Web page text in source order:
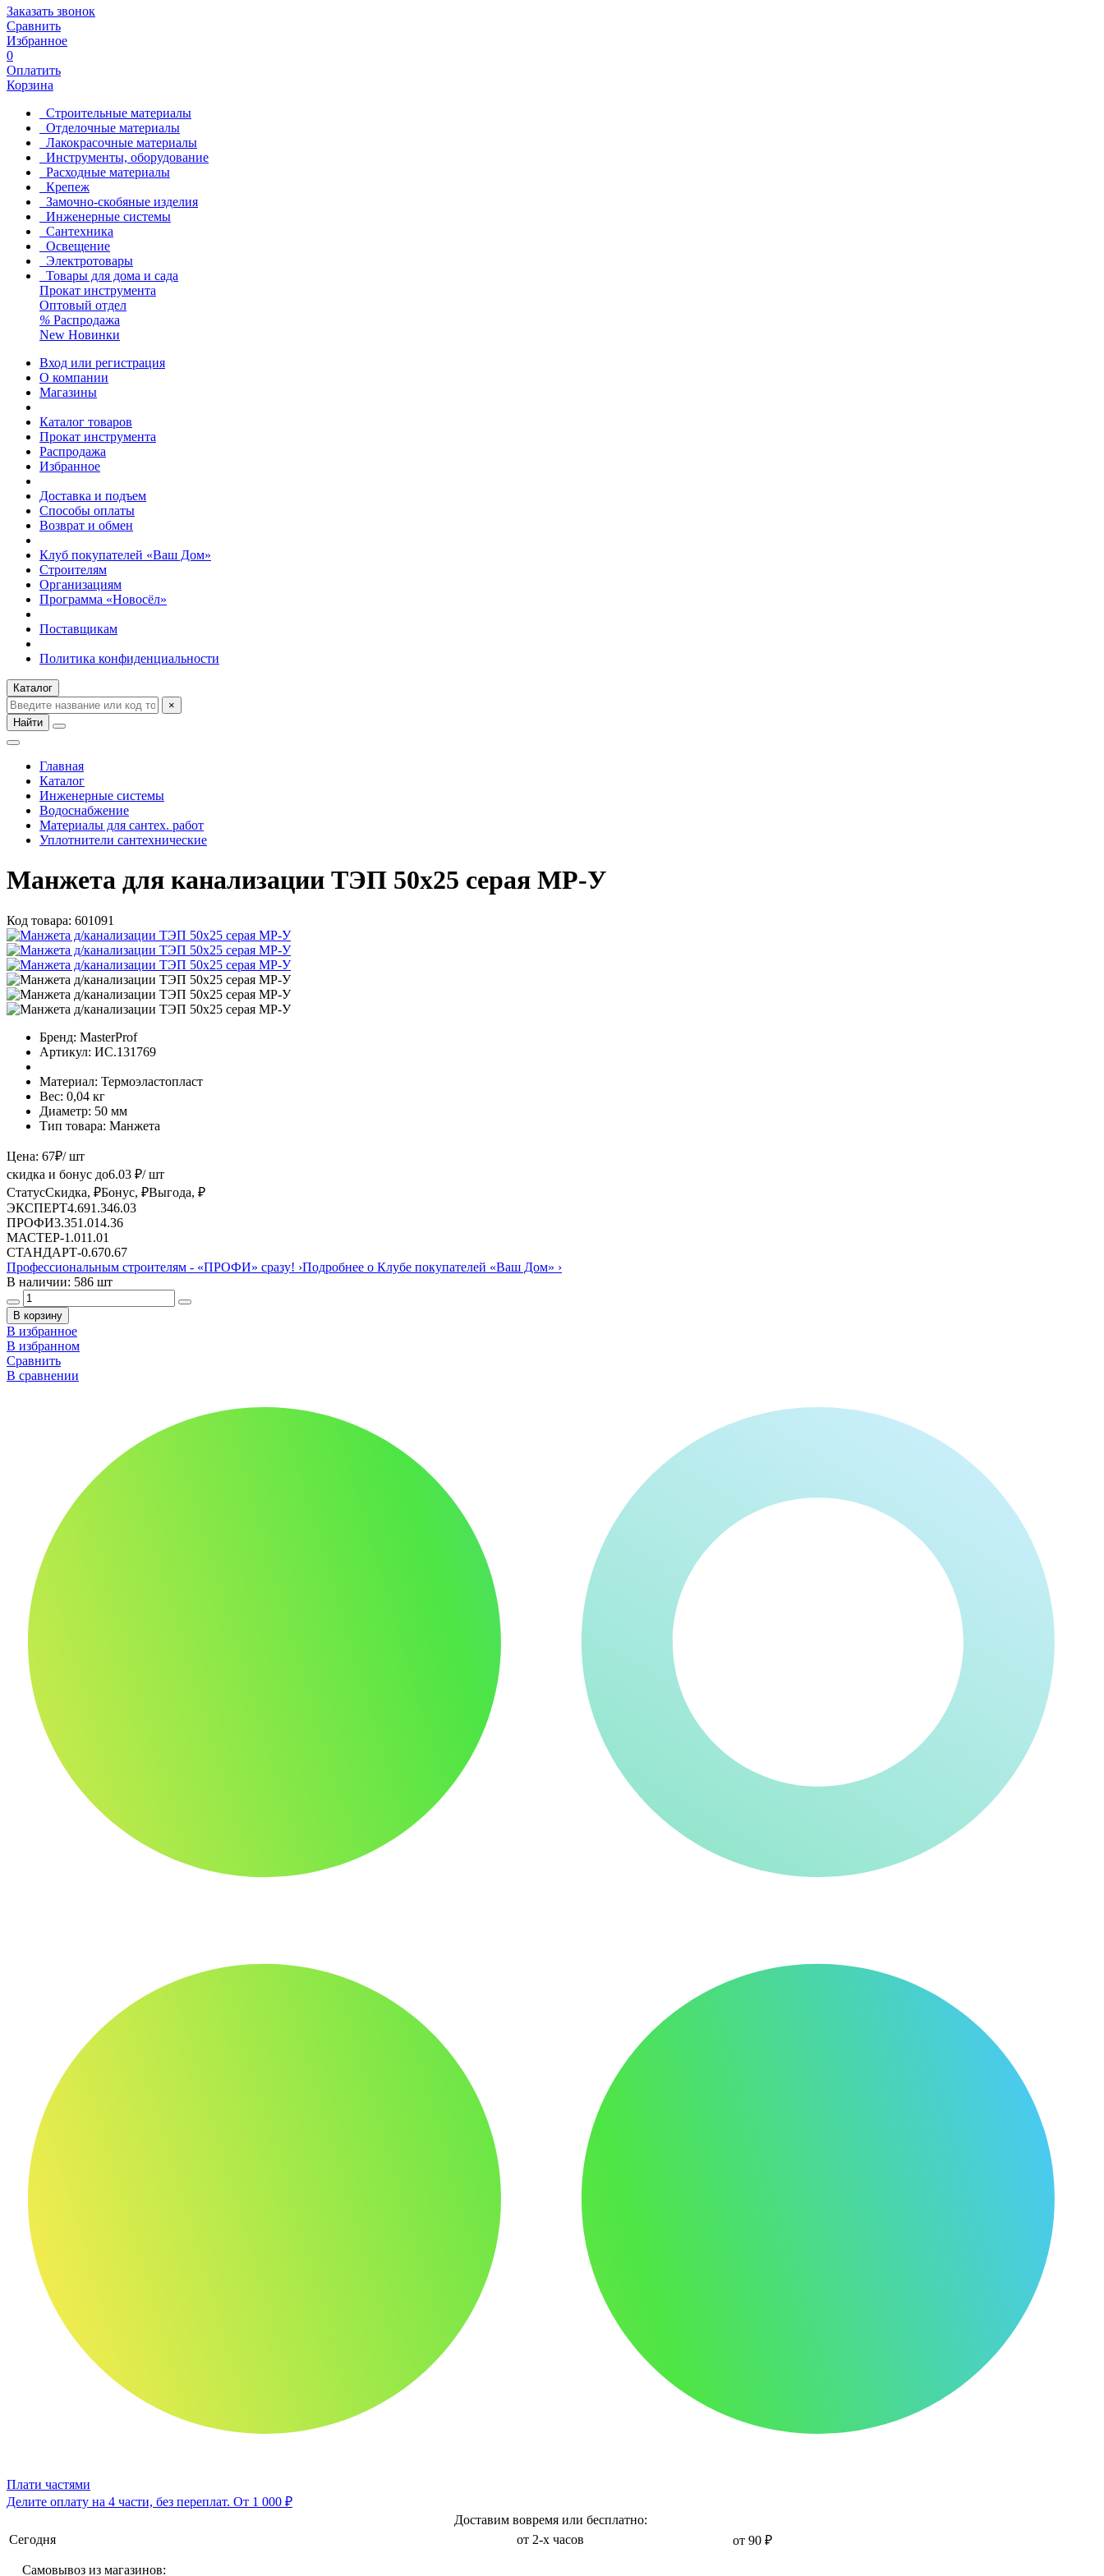
Заказать звонок
Сравнить
Избранное
0
Оплатить
Корзина
Строительные материалы
Отделочные материалы
Лакокрасочные материалы
Инструменты, оборудование
Расходные материалы
Крепеж
Замочно-скобяные изделия
Инженерные системы
Сантехника
Освещение
Электротовары
Товары для дома и сада
Прокат инструмента
Оптовый отдел
% Распродажа
New Новинки
Вход или регистрация
О компании
Магазины
Каталог товаров
Прокат инструмента
Распродажа
Избранное
Доставка и подъем
Способы оплаты
Возврат и обмен
Клуб покупателей «Ваш Дом»
Строителям
Организациям
Программа «Новосёл»
Поставщикам
Политика конфиденциальности
Каталог
×
Найти
Главная
Каталог
Инженерные системы
Водоснабжение
Материалы для сантех. работ
Уплотнители сантехнические
Манжета для канализации ТЭП 50х25 серая MP-У
Код товара: 601091
Бренд: MasterProf
Артикул: ИС.131769
Материал: Термоэластопласт
Вес: 0,04 кг
Диаметр: 50 мм
Тип товара: Манжета
Цена: 67₽/ шт
скидка и бонус до6.03 ₽/ шт
СтатусСкидка, ₽Бонус, ₽Выгода, ₽
ЭКСПЕРТ4.691.346.03
ПРОФИ3.351.014.36
МАСТЕР-1.011.01
СТАНДАРТ-0.670.67
Профессиональным строителям - «ПРОФИ» сразу! ›Подробнее о Клубе покупателей «Ваш Дом» ›
В наличии: 586 шт
В корзину
В избранное
В избранном
Сравнить
В сравнении
Плати частями
Делите оплату на 4 части, без переплат. От 1 000 ₽
Доставим вовремя или бесплатно:
Сегодня
от 2-х часов от 90 ₽
Самовывоз из магазинов: